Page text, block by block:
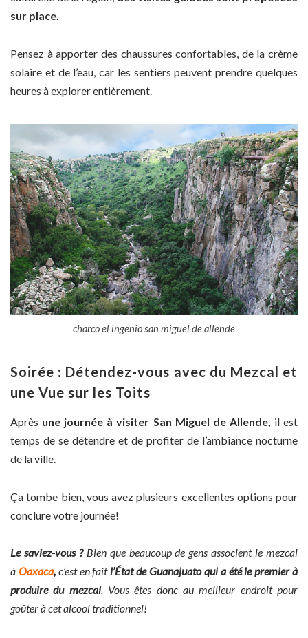
sur place.
Pensez à apporter des chaussures confortables, de la crème
solaire et de l’eau, car les sentiers peuvent prendre quelques
heures à explorer entièrement.
charco el ingenio san miguel de allende
Soirée : Détendez-vous avec du Mezcal et
une Vue sur les Toits
Après une journée à visiter San Miguel de Allende, il est
temps de se détendre et de profiter de l’ambiance nocturne
de la ville.
Ça tombe bien, vous avez plusieurs excellentes options pour
conclure votre journée!
Le saviez-vous ?Bien que beaucoup de gens associent le mezcal
à Oaxaca,c’est en faitl’État de Guanajuato qui a été le premier à
produire du mezcal. Vous êtes donc au meilleur endroit pour
goûter à cet alcool traditionnel!